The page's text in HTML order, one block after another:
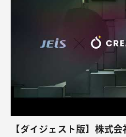
【ダイジェスト版】株式